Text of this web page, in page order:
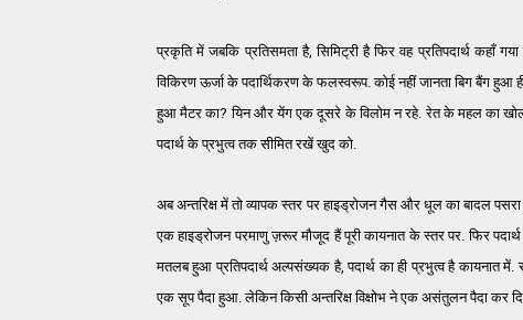
प्रकृति में जबकि प्रतिसमता है, सिमिट्री है फिर वह प्रतिपदार्थ कहाँ
विकिरण ऊर्जा के पदार्थिकरण के फलस्वरूप. कोई नहीं जानता बिग बैंग हुआ
हुआ मैटर का? यिन और येंग एक दूसरे के विलोम न रहे. रेत के महल का
पदार्थ के प्रभुत्व तक सीमित रखें खुद को.
अब अन्तरिक्ष में तो व्यापक स्तर पर हाइड्रोजन गैस और धूल का बादल
एक हाइड्रोजन परमाणु ज़रूर मौजूद हैं पूरी कायनात के स्तर पर. फिर
मतलब हुआ प्रतिपदार्थ अल्पसंख्यक है, पदार्थ का ही प्रभुत्व है कायनात
एक सूप पैदा हुआ. लेकिन किसी अन्तरिक्ष विक्षोभ ने एक असंतुलन पैदा कर